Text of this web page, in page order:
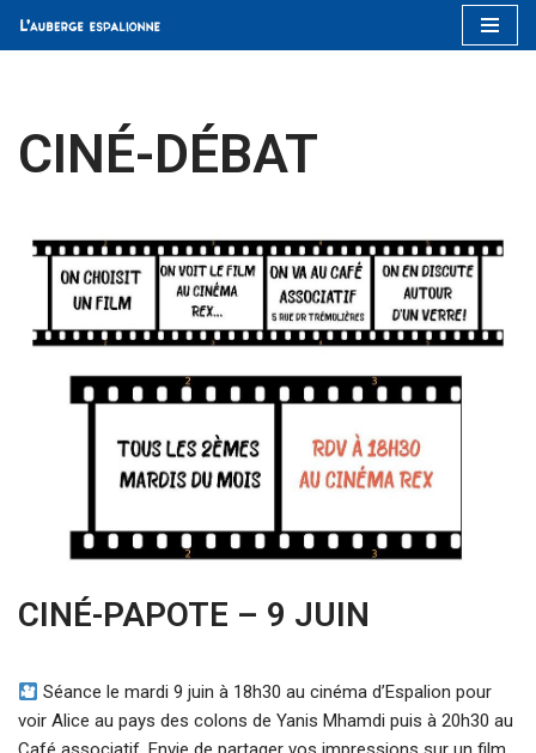
CINÉ-DÉBAT
CINÉ-PAPOTE – 9 JUIN
Séance le mardi 9 juin à 18h30 au cinéma d’Espalion pour
voir Alice au pays des colons de Yanis Mhamdi puis à 20h30 au